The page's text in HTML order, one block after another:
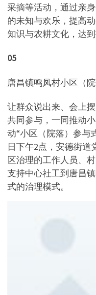
采摘等活动，通过亲
的未知与欢乐，提高
知识与农耕文化，达
05
唐昌镇鸣凤村小区（
让群众说出来、会上
共同参与，一同推动
动“小区（院落）参与
日下午2点，安德街道
区治理的工作人员、
支持中心社工到唐昌
式的治理模式。